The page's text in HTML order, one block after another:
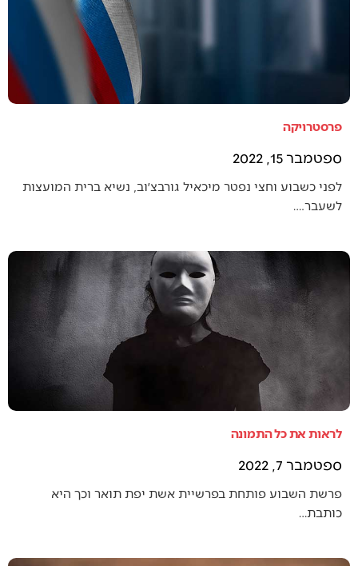
פרסטרויקה
ספטמבר 15, 2022
לפני כשבוע וחצי נפטר מיכאיל גורבצ׳וב, נשיא ברית המועצות
לשעבר.…
לראות את כל התמונה
ספטמבר 7, 2022
פרשת השבוע פותחת בפרשיית אשת יפת תואר וכך היא
כותבת…